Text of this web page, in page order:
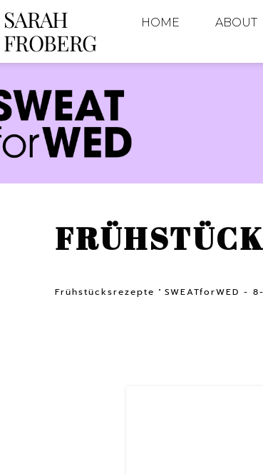
SARAH
FROBERG
HOME ABOUT
Frühstücksrezepte SWEATforWED -